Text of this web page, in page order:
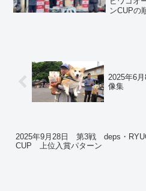
ンCUPの
2025年6
像集
2025年9月28日 第3戦 deps・
CUP 上位入賞パターン